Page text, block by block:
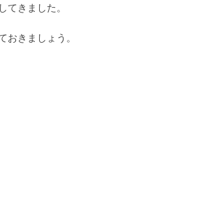
てきました。
きましょう。